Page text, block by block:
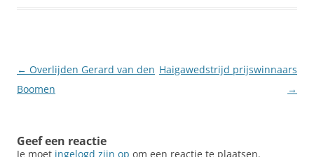
Berichtnavigatie
← Overlijden Gerard van den
Boomen
Haigawedstrijd prijswinnaars
→
Geef een reactie
Je moet ingelogd zijn op om een reactie te plaatsen.